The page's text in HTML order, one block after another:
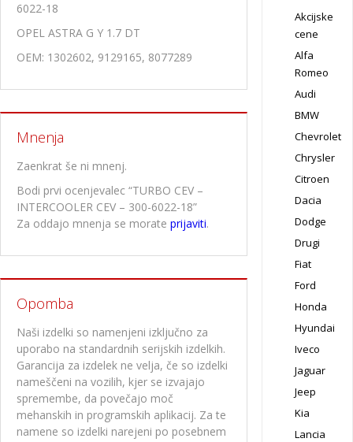
6022-18
OPEL ASTRA G Y 1.7 DT
OEM: 1302602, 9129165, 8077289
Mnenja
Zaenkrat še ni mnenj.
Bodi prvi ocenjevalec “TURBO CEV –
INTERCOOLER CEV – 300-6022-18”
Za oddajo mnenja se morate prijaviti.
Opomba
Naši izdelki so namenjeni izključno za
uporabo na standardnih serijskih izdelkih.
Garancija za izdelek ne velja, če so izdelki
nameščeni na vozilih, kjer se izvajajo
spremembe, da povečajo moč
mehanskih in programskih aplikacij. Za te
namene so izdelki narejeni po posebnem
Akcijske
cene
Alfa
Romeo
Audi
BMW
Chevrolet
Chrysler
Citroen
Dacia
Dodge
Drugi
Fiat
Ford
Honda
Hyundai
Iveco
Jaguar
Jeep
Kia
Lancia